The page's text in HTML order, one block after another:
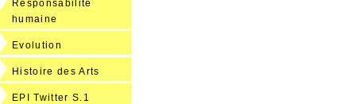
Responsabilité
humaine
Evolution
Histoire des Arts
EPI Twitter S.1